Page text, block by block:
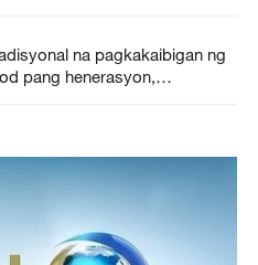
na pagkakaibigan ng
pang henerasyon,